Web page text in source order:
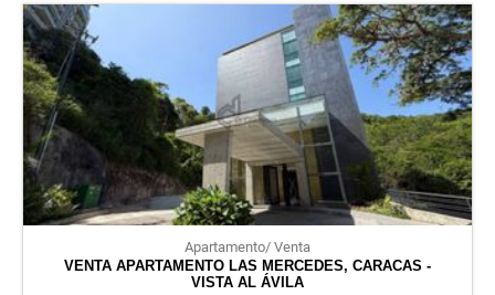
Apartamento/ Venta
VENTA APARTAMENTO LAS MERCEDES, CARACAS -
VISTA AL ÁVILA